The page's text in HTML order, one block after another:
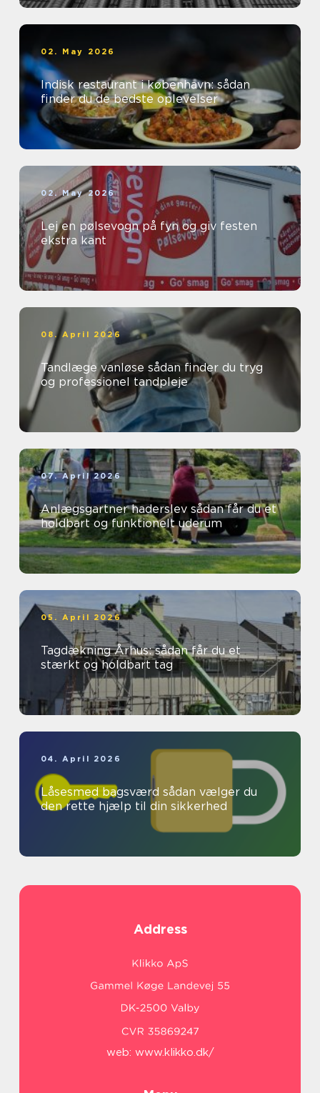
02. May 2026
Indisk restaurant i københavn: sådan
finder du de bedste oplevelser
02. May 2026
Lej en pølsevogn på fyn og giv festen
ekstra kant
08. April 2026
Tandlæge vanløse sådan finder du tryg
og professionel tandpleje
07. April 2026
Anlægsgartner haderslev sådan får du et
holdbart og funktionelt uderum
05. April 2026
Tagdækning Århus: sådan får du et
stærkt og holdbart tag
04. April 2026
Låsesmed bagsværd sådan vælger du
den rette hjælp til din sikkerhed
Address
web: www.klikko.dk/